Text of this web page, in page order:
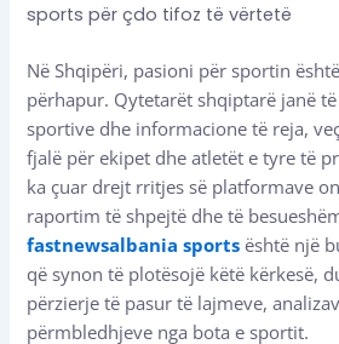
sports për çdo tifoz të vërtetë
Në Shqipëri, pasioni për sportin
përhapur. Qytetarët shqiptarë janë
sportive dhe informacione të reja,
fjalë për ekipet dhe atletët e tyre të
ka çuar drejt rritjes së platformave
raportim të shpejtë dhe të
fastnewsalbania sports është një
që synon të plotësojë këtë kërkesë,
përzierje të pasur të lajmeve,
përmbledhjeve nga bota e sportit.